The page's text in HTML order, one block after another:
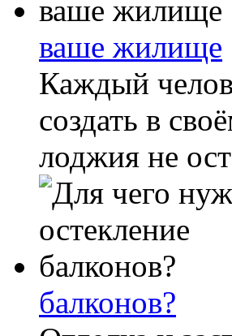
ваше жилище
Каждый
создать в
лоджия не
балконов?